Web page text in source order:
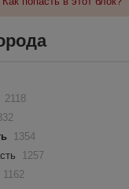
2118
1354
1257
1162